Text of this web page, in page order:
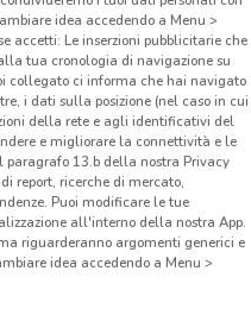
Non
idea accedendo a Menu >
accetti: Le inserzioni pubblicitarie che
tua cronologia di navigazione su
collegato ci informa che hai navigato
i dati sulla posizione (nel caso in cui
della rete e agli identificativi del
e migliorare la connettività e le
paragrafo 13.b della nostra Privacy
report, ricerche di mercato,
Puoi modificare le tue
all'interno della nostra App.
riguarderanno argomenti generici e
idea accedendo a Menu >